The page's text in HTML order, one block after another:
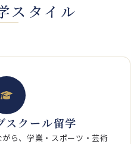
スタイル
スクール留学
ら、学業・スポーツ・芸術